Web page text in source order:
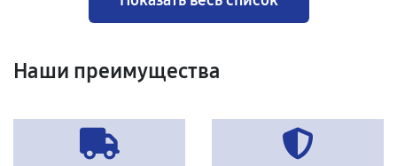
Наши преимущества